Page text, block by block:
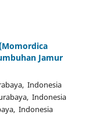
Jamur
Indonesia
Indonesia
Indonesia